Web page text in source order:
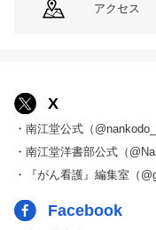
アクセス
X
・南江堂公式（
・南江堂洋書部公式（
・『がん看護』編集室（
Facebook